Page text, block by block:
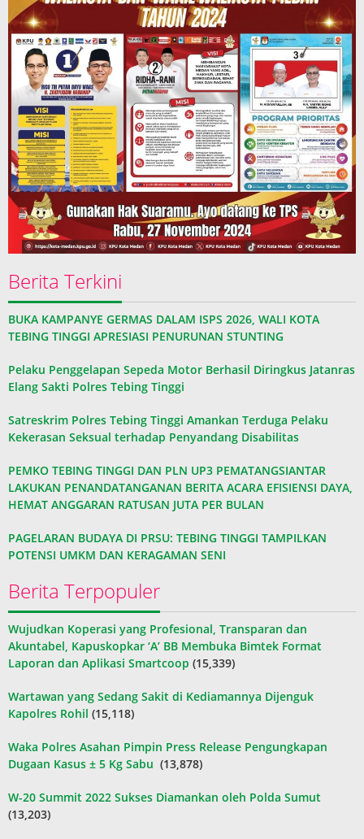
Berita Terkini
BUKA KAMPANYE GERMAS DALAM ISPS 2026, WALI KOTA
TEBING TINGGI APRESIASI PENURUNAN STUNTING
Pelaku Penggelapan Sepeda Motor Berhasil Diringkus Jatanras
Elang Sakti Polres Tebing Tinggi
Satreskrim Polres Tebing Tinggi Amankan Terduga Pelaku
Kekerasan Seksual terhadap Penyandang Disabilitas
PEMKO TEBING TINGGI DAN PLN UP3 PEMATANGSIANTAR
LAKUKAN PENANDATANGANAN BERITA ACARA EFISIENSI DAYA,
HEMAT ANGGARAN RATUSAN JUTA PER BULAN
PAGELARAN BUDAYA DI PRSU: TEBING TINGGI TAMPILKAN
POTENSI UMKM DAN KERAGAMAN SENI
Berita Terpopuler
Wujudkan Koperasi yang Profesional, Transparan dan
Akuntabel, Kapuskopkar ‘A’ BB Membuka Bimtek Format
Laporan dan Aplikasi Smartcoop (15,339)
Wartawan yang Sedang Sakit di Kediamannya Dijenguk
Kapolres Rohil (15,118)
Waka Polres Asahan Pimpin Press Release Pengungkapan
Dugaan Kasus ± 5 Kg Sabu (13,878)
W-20 Summit 2022 Sukses Diamankan oleh Polda Sumut
(13,203)